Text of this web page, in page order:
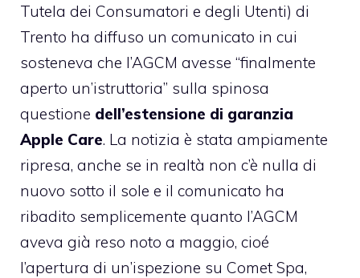
Tutela dei Consumatori e degli Utenti) di
Trento ha diffuso un comunicato in cui
sosteneva che l’AGCM avesse “finalmente
aperto un’istruttoria” sulla spinosa
questione dell’estensione di garanzia
Apple Care. La notizia è stata ampiamente
ripresa, anche se in realtà non c’è nulla di
nuovo sotto il sole e il comunicato ha
ribadito semplicemente quanto l’AGCM
aveva già reso noto a maggio, cioé
l’apertura di un’ispezione su Comet Spa,